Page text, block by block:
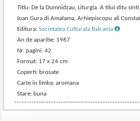
Titlu: De la Dumnidzau, Liturgia. A tilui ditu
Ioan Gura di Amalama, Arhiepiscopu ali
Editura:Societatea Culturala Balcania
An de aparitie: 1967
Nr. pagini: 42
Format: 17 x 24 cm
Coperti: brosate
Carte in limba: aromana
Stare: buna